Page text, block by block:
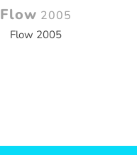
Flow 2005
Flow 2005